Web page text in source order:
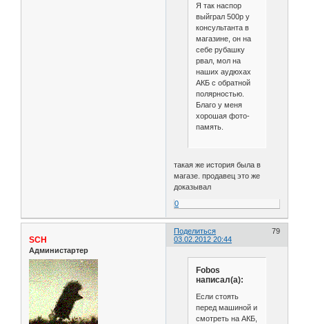
Я так наспор
выйграл 500р у
консультанта в
магазине, он на
себе рубашку
рвал, мол на
наших аудюхах
АКБ с обратной
полярностью.
Благо у меня
хорошая фото-
память.
такая же история была в
магазе. продавец это же
доказывал
0
Поделиться
79
03.02.2012 20:44
SCH
Администартер
Fobos
написал(а):
Если стоять
перед машиной и
смотреть на АКБ,